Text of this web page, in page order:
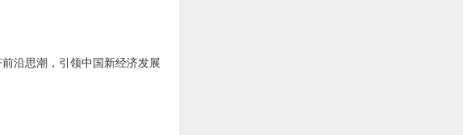
沿思潮，引领中国新经济发展